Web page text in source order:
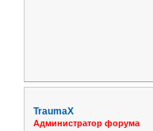
TraumaX
Администратор форума